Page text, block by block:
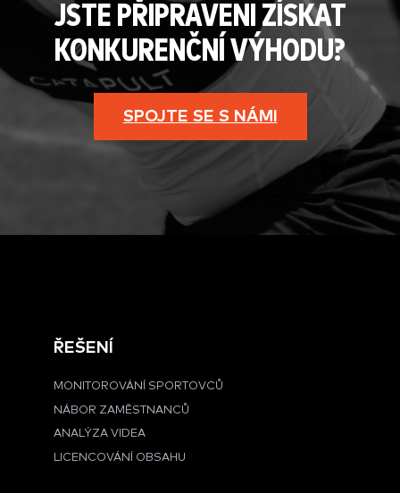
JSTE PŘIPRAVENI ZÍSKAT
KONKURENČNÍ VÝHODU?
SPOJTE SE S NÁMI
ŘEŠENÍ
MONITOROVÁNÍ SPORTOVCŮ
NÁBOR ZAMĚSTNANCŮ
ANALÝZA VIDEA
LICENCOVÁNÍ OBSAHU